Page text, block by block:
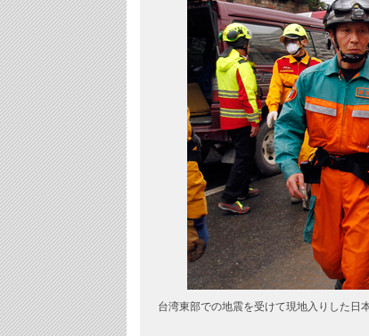
台湾東部での地震を受けて現地入りした日